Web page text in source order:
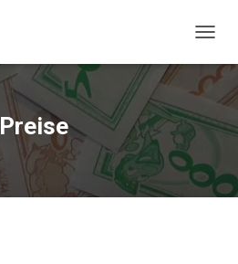
A
V
G
I
O
Preise